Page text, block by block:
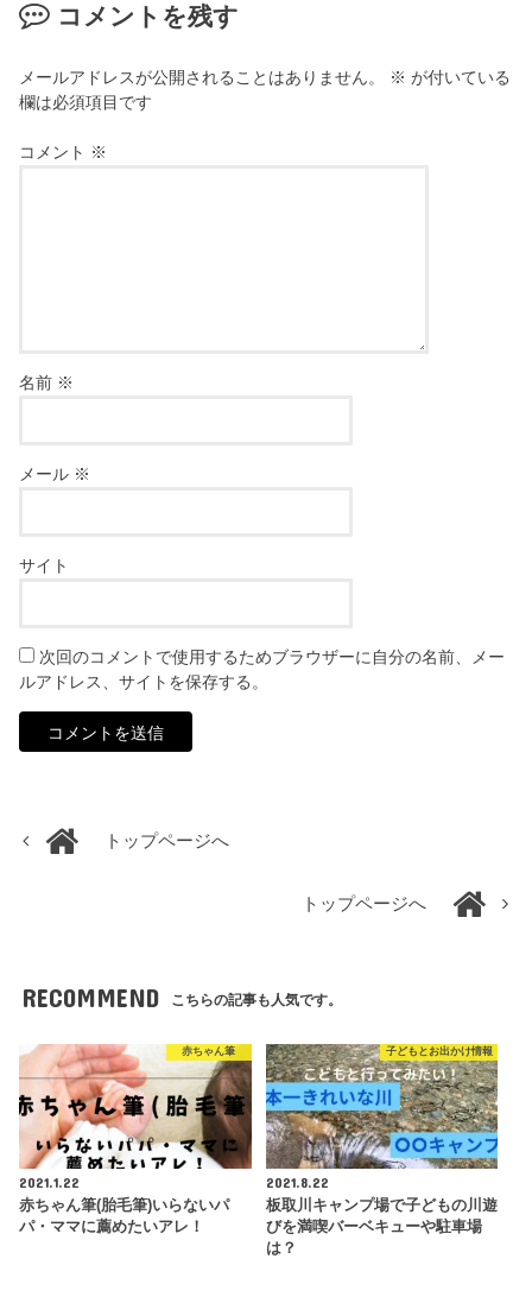
コメントを残す
メールアドレスが公開されることはありません。 ※ が付いている
欄は必須項目です
コメント ※
名前 ※
メール ※
サイト
次回のコメントで使用するためブラウザーに自分の名前、メー
ルアドレス、サイトを保存する。
トップページへ
トップページへ
RECOMMEND こちらの記事も人気です。
赤ちゃん筆
2021.1.22
赤ちゃん筆(胎毛筆)いらないパ
パ・ママに薦めたいアレ！
子どもとお出かけ情報
2021.8.22
板取川キャンプ場で子どもの川遊
びを満喫バーベキューや駐車場
は？